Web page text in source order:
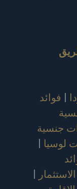
| فوائد
جنسية
لوسيا |
|